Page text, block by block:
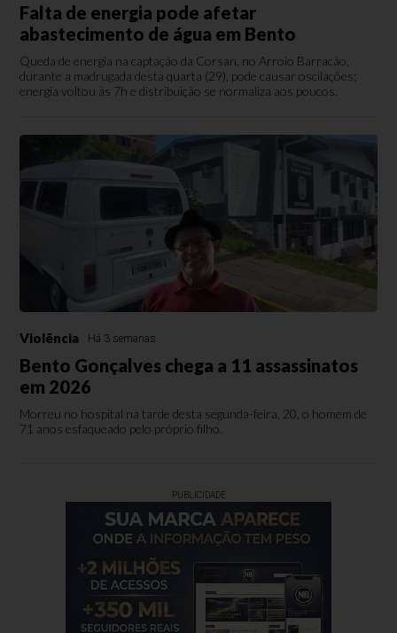
Falta de energia pode afetar
abastecimento de água em Bento
Queda de energia na captação da Corsan, no Arroio Barracão,
durante a madrugada desta quarta (29), pode causar oscilações;
energia voltou às 7h e distribuição se normaliza aos poucos.
Violência Há 3 semanas
Bento Gonçalves chega a 11 assassinatos
em 2026
Morreu no hospital na tarde desta segunda-feira, 20, o homem de
71 anos esfaqueado pelo próprio filho.
PUBLICIDADE